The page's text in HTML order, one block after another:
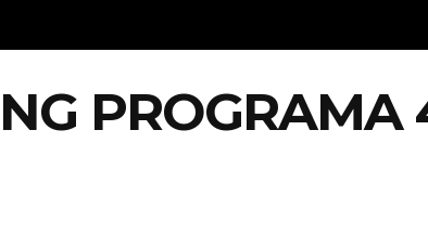
PROGRAMA